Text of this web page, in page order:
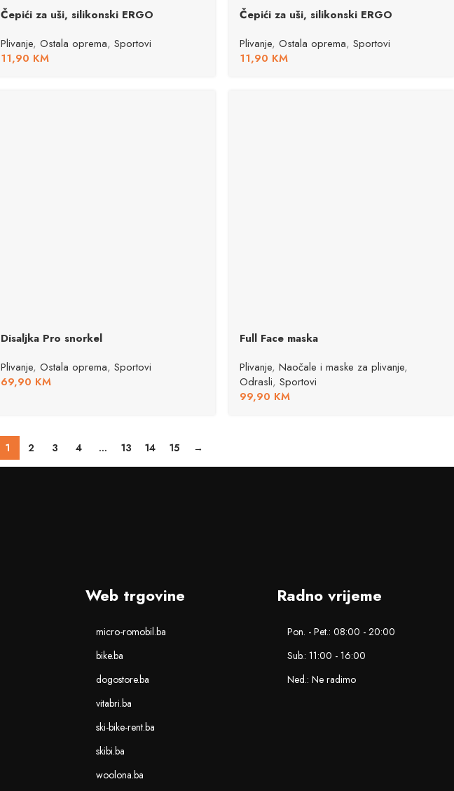
Čepići za uši, silikonski ERGO
Plivanje, Ostala oprema, Sportovi
11,90 KM
Čepići za uši, silikonski ERGO
Plivanje, Ostala oprema, Sportovi
11,90 KM
Disaljka Pro snorkel
Plivanje, Ostala oprema, Sportovi
69,90 KM
Full Face maska
Plivanje, Naočale i maske za plivanje,
Odrasli, Sportovi
99,90 KM
1 2 3 4 … 13 14 15 →
Web trgovine
micro-romobil.ba
bike.ba
dogostore.ba
vitabri.ba
ski-bike-rent.ba
skibi.ba
woolona.ba
Radno vrijeme
Pon. - Pet.: 08:00 - 20:00
Sub.: 11:00 - 16:00
Ned.: Ne radimo